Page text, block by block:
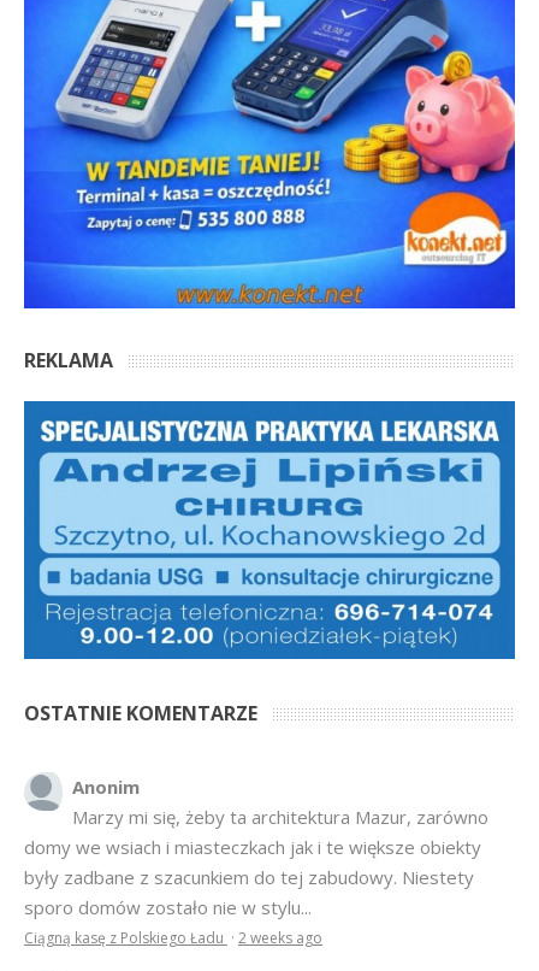
REKLAMA
OSTATNIE KOMENTARZE
Anonim
Marzy mi się, żeby ta architektura Mazur, zarówno
domy we wsiach i miasteczkach jak i te większe obiekty
były zadbane z szacunkiem do tej zabudowy. Niestety
sporo domów zostało nie w stylu...
Ciągną kasę z Polskiego Ładu · 2 weeks ago